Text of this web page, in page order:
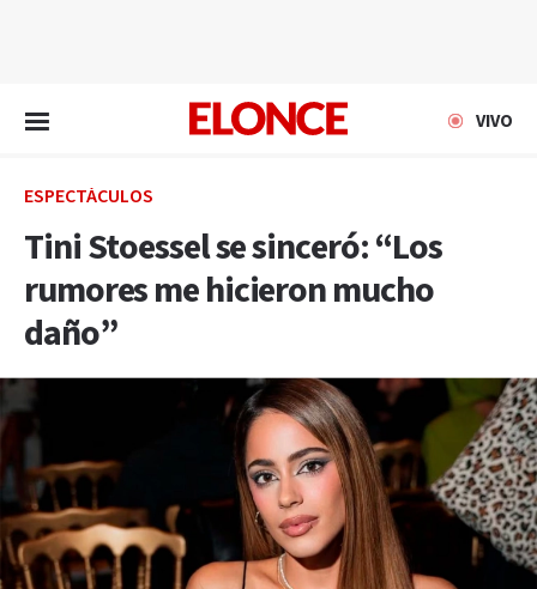
VIVO
ESPECTÁCULOS
Tini Stoessel se sinceró: “Los
rumores me hicieron mucho
daño”